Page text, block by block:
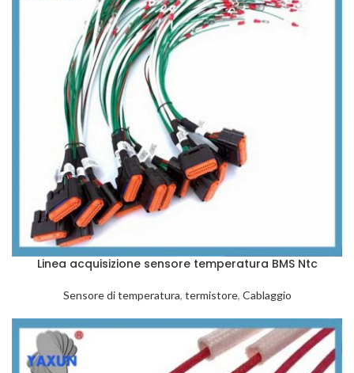
Linea acquisizione sensore temperatura BMS Ntc
Sensore di temperatura, termistore, Cablaggio